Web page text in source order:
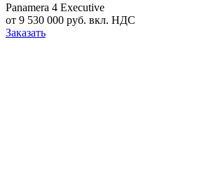
Panamera 4 Executive
от 9 530 000 руб. вкл. НДС
Заказать